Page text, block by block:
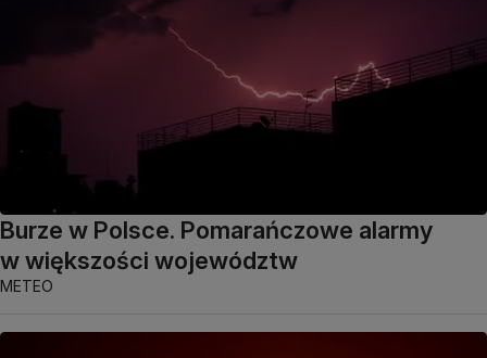
Burze w Polsce. Pomarańczowe alarmy
w większości województw
METEO